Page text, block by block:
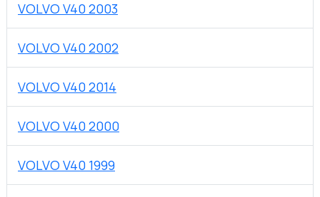
VOLVO V40 2003
VOLVO V40 2002
VOLVO V40 2014
VOLVO V40 2000
VOLVO V40 1999